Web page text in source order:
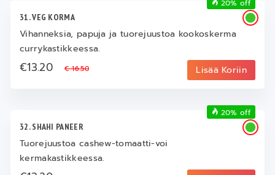
31. VEG KORMA
Vihanneksia, papuja ja tuorejuustoa kookoskerma
currykastikkeessa.
€13.20€ 16.50 Lisää Koriin
20% off
32. SHAHI PANEER
Tuorejuustoa cashew-tomaatti-voi
kermakastikkeessa.
20% off